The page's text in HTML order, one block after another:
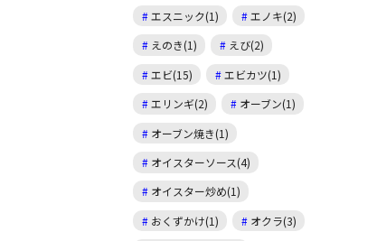
エスニック(1)
エノキ(2)
えのき(1)
えび(2)
エビ(15)
エビカツ(1)
エリンギ(2)
オーブン(1)
オーブン焼き(1)
オイスターソース(4)
オイスター炒め(1)
おくずかけ(1)
オクラ(3)